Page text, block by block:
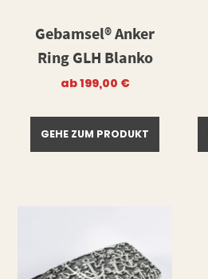
Gebamsel® Anker
Ring GLH Blanko
ab199,00 €
GEHE ZUM PRODUKT